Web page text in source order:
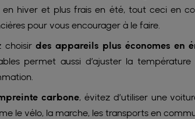
hiver et plus frais en été, tout ceci en
pour vous encourager à le faire.
choisir des appareils plus économes en
permet aussi d’ajuster la
carbone, évitez d’utiliser une
le vélo, la marche, les transports en